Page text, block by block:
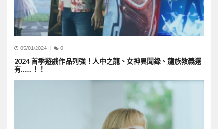
05/01/2024 0
2024 首季遊戲作品列強！人中之龍、女神異聞錄、龍族教義還
有……！！